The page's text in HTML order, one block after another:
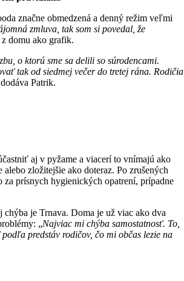
značne obmedzená a denný režim veľmi
zmluva, tak som si povedal, že
domu ako grafik.
o ktorú sme sa delili so súrodencami.
tak od siedmej večer do tretej rána. Rodičia
dodáva Patrik.
aj v pyžame a viacerí to vnímajú ako
zložitejšie ako doteraz. Po zrušených
za prísnych hygienických opatrení, prípadne
chýba je Trnava. Doma je už viac ako dva
„Najviac mi chýba samostatnosť. To,
predstáv rodičov, čo mi občas lezie na